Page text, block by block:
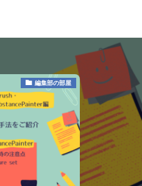
編集部の部屋